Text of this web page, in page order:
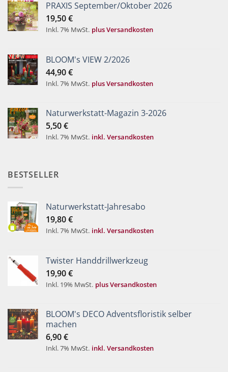
PRAXIS September/Oktober 2026
19,50€
Inkl. 7% MwSt. plus Versandkosten
BLOOM's VIEW 2/2026
44,90€
Inkl. 7% MwSt. plus Versandkosten
Naturwerkstatt-Magazin 3-2026
5,50€
Inkl. 7% MwSt. inkl. Versandkosten
BESTSELLER
Naturwerkstatt-Jahresabo
19,80€
Inkl. 7% MwSt. inkl. Versandkosten
Twister Handdrillwerkzeug
19,90€
Inkl. 19% MwSt. plus Versandkosten
BLOOM's DECO Adventsfloristik selber
machen
6,90€
Inkl. 7% MwSt. inkl. Versandkosten